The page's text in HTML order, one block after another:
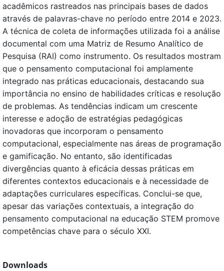
acadêmicos rastreados nas principais bases de dados
através de palavras-chave no período entre 2014 e 2023.
A técnica de coleta de informações utilizada foi a análise
documental com uma Matriz de Resumo Analítico de
Pesquisa (RAI) como instrumento. Os resultados mostram
que o pensamento computacional foi amplamente
integrado nas práticas educacionais, destacando sua
importância no ensino de habilidades críticas e resolução
de problemas. As tendências indicam um crescente
interesse e adoção de estratégias pedagógicas
inovadoras que incorporam o pensamento
computacional, especialmente nas áreas de programação
e gamificação. No entanto, são identificadas
divergências quanto à eficácia dessas práticas em
diferentes contextos educacionais e à necessidade de
adaptações curriculares específicas. Conclui-se que,
apesar das variações contextuais, a integração do
pensamento computacional na educação STEM promove
competências chave para o século XXI.
Downloads